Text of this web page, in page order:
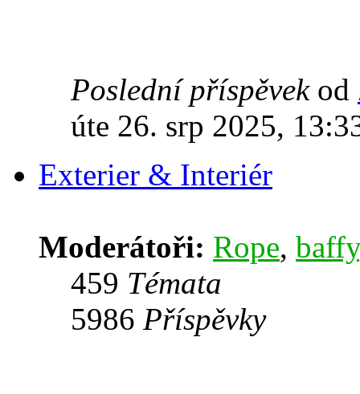
Poslední příspěvekod
úte 26. srp 2025,
Exterier & Interiér
Moderátoři: Rope, baffy
459 Témata
5986 Příspěvky